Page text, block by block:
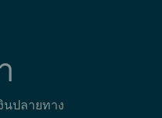
นปลายทาง